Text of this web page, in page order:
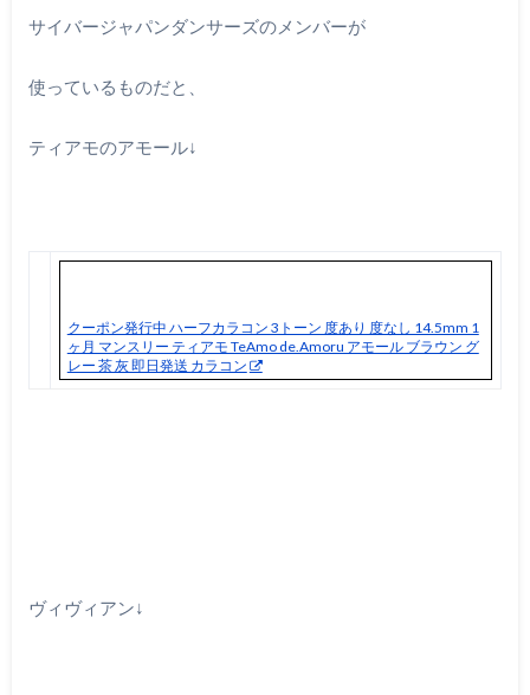
サイバージャパンダンサーズのメンバーが
使っているものだと、
ティアモのアモール↓
クーポン発行中 ハーフカラコン 3トーン 度あり 度なし 14.5mm 1
ヶ月 マンスリー ティアモ TeAmo de.Amoru アモール ブラウン グ
レー 茶 灰 即日発送 カラコン
ヴィヴィアン↓